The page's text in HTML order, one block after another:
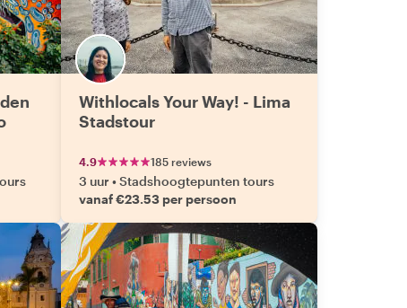
Withlocals Your Way! - Lima
Stadstour
4.9 185 reviews
3 uur •Stadshoogtepunten tours
vanaf €23.53 per persoon